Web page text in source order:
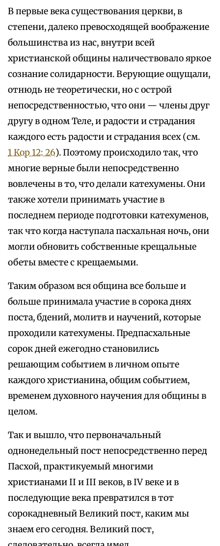
В первые века существования церкви, в
степени, далеко превосходящей воображение
большинства из нас, внутри всей
христианской общины наличествовало яркое
сознание солидарности. Верующие ощущали,
отнюдь не теоретически, но с острой
непосредственностью, что они — члены друг
другу в одном Теле, и радости и страдания
каждого есть радости и страдания всех (см.
1 Кор 12: 26). Поэтому происходило так, что
многие верные были непосредственно
вовлечены в то, что делали катехумены. Они
также хотели принимать участие в
последнем периоде подготовки катехуменов,
так что когда наступала пасхальная ночь, они
могли обновить собственные крещальные
обеты вместе с крещаемыми.
Таким образом вся община все больше и
больше принимала участие в сорока днях
поста, бдений, молитв и научений, которые
проходили катехумены. Предпасхальные
сорок дней ежегодно становились
решающим событием в личном опыте
каждого христианина, общим событием,
временем духовного научения для общины в
целом.
Так и вышло, что первоначальный
однонедельный пост непосредственно перед
Пасхой, практикуемый многими
христианами II и III веков, в IV веке и в
последующие века превратился в тот
сорокадневный Великий пост, каким мы
знаем его сегодня. Великий пост,